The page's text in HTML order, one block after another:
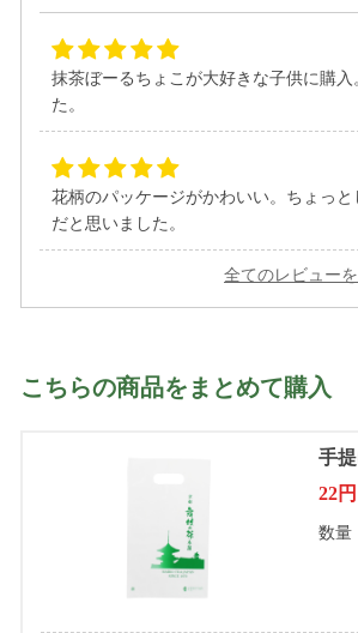
抹茶ぼーるちょこが大好きな子供に購
た。
花柄のパッケージがかわいい。ちょっ
だと思いました。
全てのレビュー
こちらの商品をまとめて購入
手
22
数量